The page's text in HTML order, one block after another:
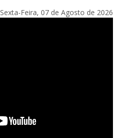
Sexta-Feira, 07 de Agosto de 2026